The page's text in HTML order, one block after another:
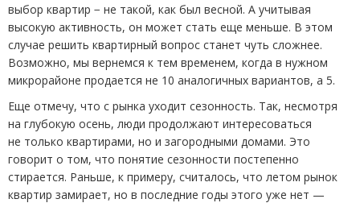
выбор квартир − не такой, как был весной. А учитывая
высокую активность, он может стать еще меньше. В этом
случае решить квартирный вопрос станет чуть сложнее.
Возможно, мы вернемся к тем временем, когда в нужном
микрорайоне продается не 10 аналогичных вариантов, а 5.
Еще отмечу, что с рынка уходит сезонность. Так, несмотря
на глубокую осень, люди продолжают интересоваться
не только квартирами, но и загородными домами. Это
говорит о том, что понятие сезонности постепенно
стирается. Раньше, к примеру, считалось, что летом рынок
квартир замирает, но в последние годы этого уже нет —